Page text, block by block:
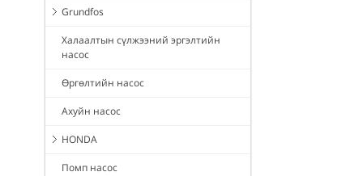
Grundfos
Халаалтын сүлжээний эргэлтийн
насос
Өргөлтийн насос
Ахуйн насос
HONDA
Помп насос